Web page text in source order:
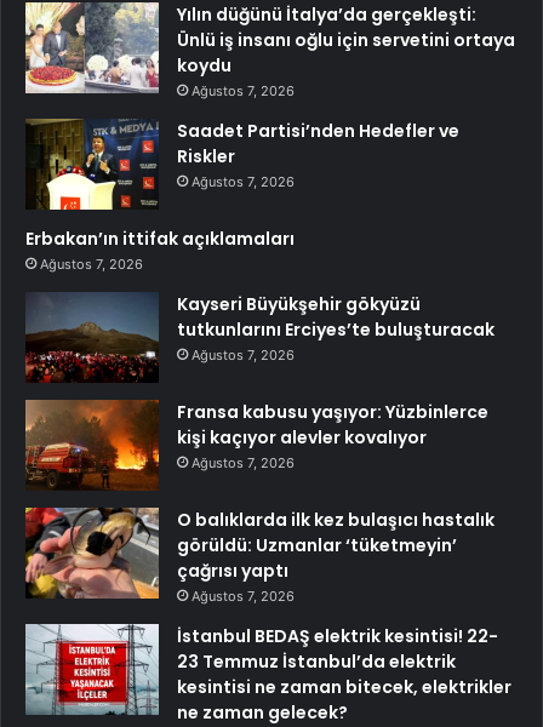
Yılın düğünü İtalya’da gerçekleşti:
Ünlü iş insanı oğlu için servetini ortaya
koydu
Ağustos 7, 2026
Saadet Partisi’nden Hedefler ve
Riskler
Ağustos 7, 2026
Erbakan’ın ittifak açıklamaları
Ağustos 7, 2026
Kayseri Büyükşehir gökyüzü
tutkunlarını Erciyes’te buluşturacak
Ağustos 7, 2026
Fransa kabusu yaşıyor: Yüzbinlerce
kişi kaçıyor alevler kovalıyor
Ağustos 7, 2026
O balıklarda ilk kez bulaşıcı hastalık
görüldü: Uzmanlar ‘tüketmeyin’
çağrısı yaptı
Ağustos 7, 2026
İstanbul BEDAŞ elektrik kesintisi! 22-
23 Temmuz İstanbul’da elektrik
kesintisi ne zaman bitecek, elektrikler
ne zaman gelecek?